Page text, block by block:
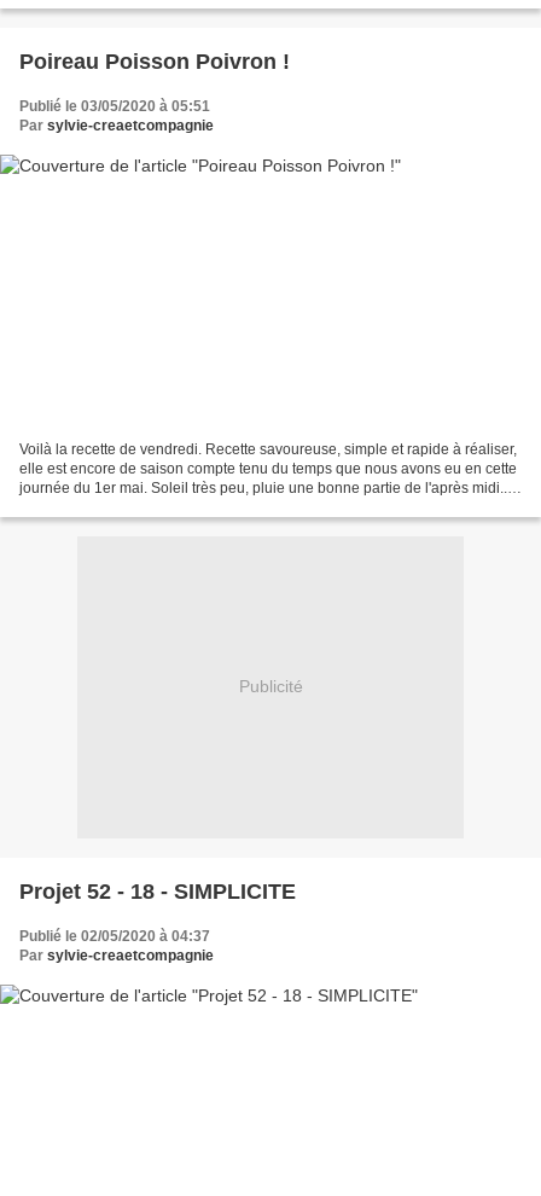
Poireau Poisson Poivron !
Publié le 03/05/2020 à 05:51
Par sylvie-creaetcompagnie
Voilà la recette de vendredi. Recette savoureuse, simple et rapide à réaliser,
elle est encore de saison compte tenu du temps que nous avons eu en cette
journée du 1er mai. Soleil très peu, pluie une bonne partie de l'après midi...
Publicité
Projet 52 - 18 - SIMPLICITE
Publié le 02/05/2020 à 04:37
Par sylvie-creaetcompagnie